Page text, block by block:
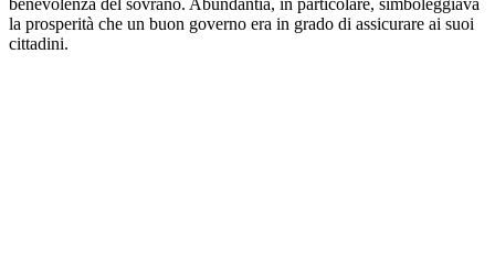
benevolenza del sovrano. Abundantia, in particolare, simboleggiava
la prosperità che un buon governo era in grado di assicurare ai suoi
cittadini.